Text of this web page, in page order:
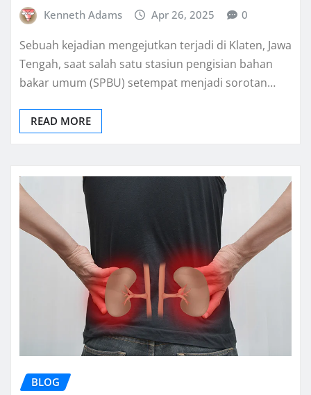
Kenneth Adams Apr 26, 2025 0
Sebuah kejadian mengejutkan terjadi di Klaten, Jawa
Tengah, saat salah satu stasiun pengisian bahan
bakar umum (SPBU) setempat menjadi sorotan…
READ MORE
BLOG